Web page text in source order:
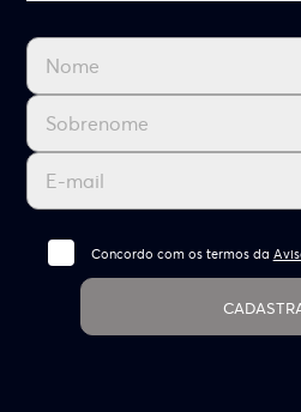
Concordo com os termos da